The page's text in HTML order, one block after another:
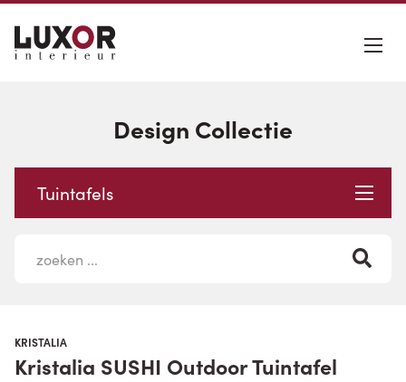
Design Collectie
Tuintafels
KRISTALIA
Kristalia SUSHI Outdoor Tuintafel